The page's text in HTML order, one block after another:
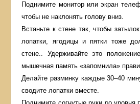
Поднимите монитор или экран
чтобы не наклонять голову вниз.
Встаньте к стене так, чтобы
лопатки, ягодицы и пятки тоже
стене.. Удерживайте это
мышечная память «запомнила»
Делайте разминку каждые 30–40
сводите лопатки вместе.